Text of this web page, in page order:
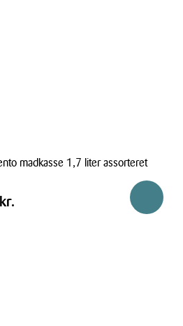
madkasse 1,7 liter assorteret
kr.